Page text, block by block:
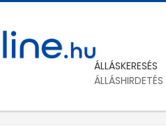
ÁLLÁSKERESÉS